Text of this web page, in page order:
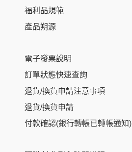
福利品規範
產品朔源
電子發票說明
訂單狀態快速查詢
退貨/換貨申請注意事項
退貨/換貨申請
付款確認(銀行轉帳已轉帳通知)